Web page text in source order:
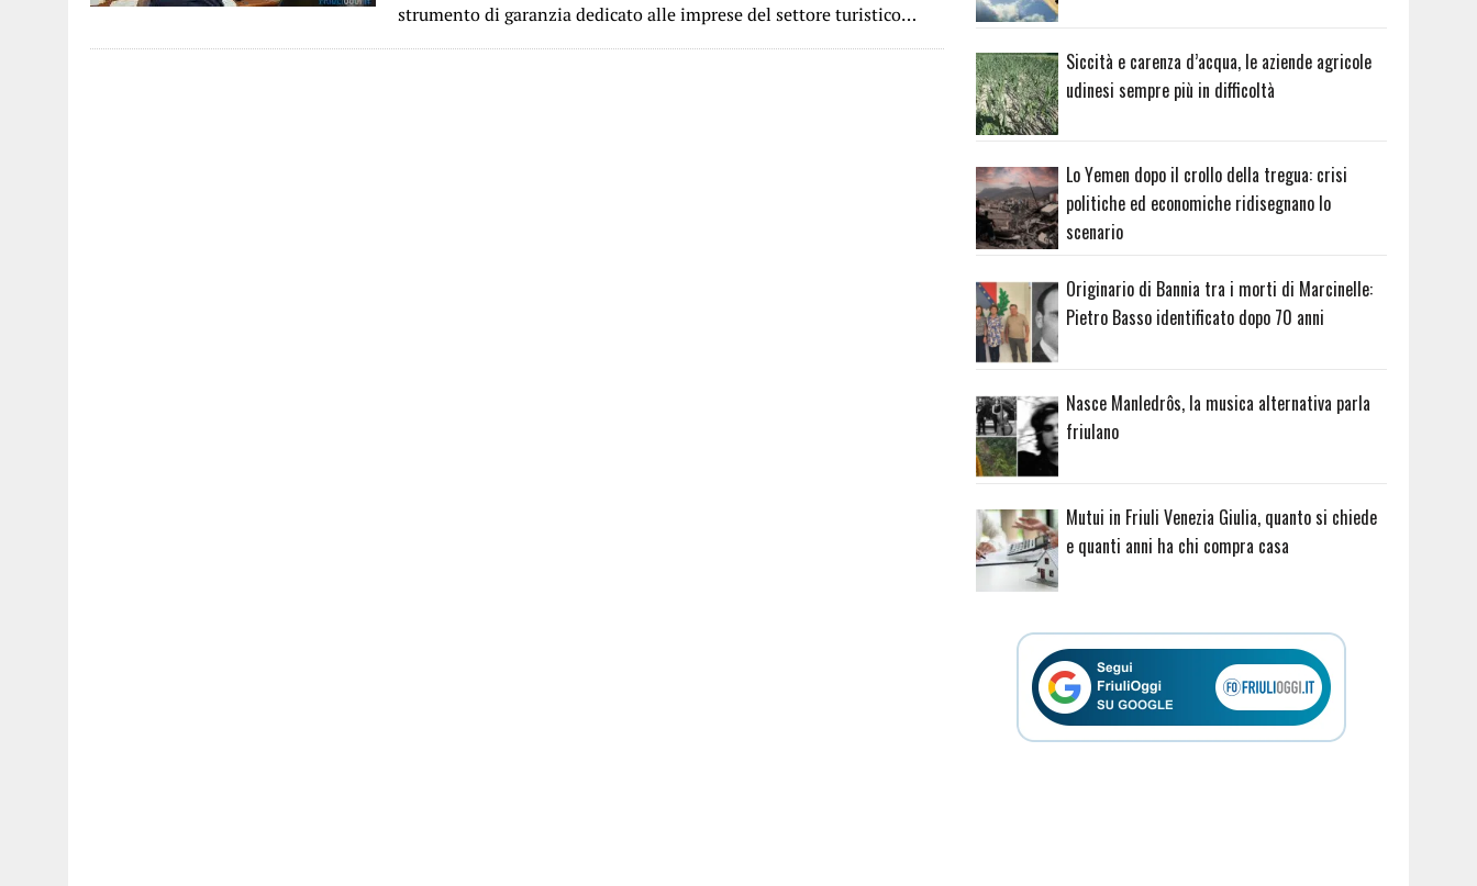
strumento di garanzia dedicato alle imprese del settore turistico…
Siccità e carenza d’acqua, le aziende agricole
udinesi sempre più in difficoltà
Lo Yemen dopo il crollo della tregua: crisi
politiche ed economiche ridisegnano lo
scenario
Originario di Bannia tra i morti di Marcinelle:
Pietro Basso identificato dopo 70 anni
Nasce Manledrôs, la musica alternativa parla
friulano
Mutui in Friuli Venezia Giulia, quanto si chiede
e quanti anni ha chi compra casa